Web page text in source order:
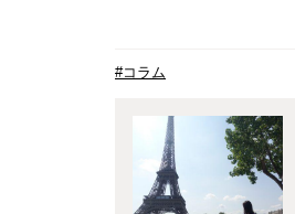
#コラム